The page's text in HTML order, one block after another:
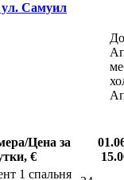
Самуил
Цена за
€
1 спальня